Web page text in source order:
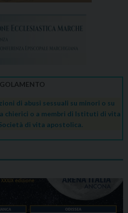
di abusi sessuali su minori o su
chierici o a membri di Istituti di vita
di vita apostolica.